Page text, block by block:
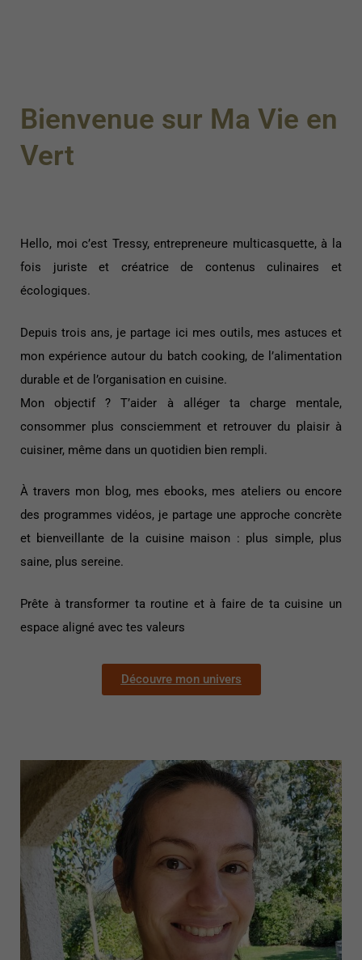
Bienvenue sur Ma Vie en
Vert
Hello, moi c’est Tressy, entrepreneure multicasquette, à la
fois juriste et créatrice de contenus culinaires et
écologiques.
Depuis trois ans, je partage ici mes outils, mes astuces et
mon expérience autour du batch cooking, de l’alimentation
durable et de l’organisation en cuisine.
Mon objectif ? T’aider à alléger ta charge mentale,
consommer plus consciemment et retrouver du plaisir à
cuisiner, même dans un quotidien bien rempli.
À travers mon blog, mes ebooks, mes ateliers ou encore
des programmes vidéos, je partage une approche concrète
et bienveillante de la cuisine maison : plus simple, plus
saine, plus sereine.
Prête à transformer ta routine et à faire de ta cuisine un
espace aligné avec tes valeurs
Découvre mon univers